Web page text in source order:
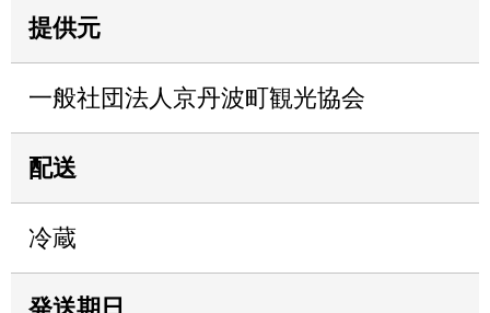
提供元
一般社団法人京丹波町観光協会
配送
冷蔵